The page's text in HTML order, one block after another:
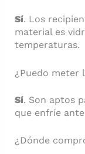
Sí. Los
material es
temperaturas.
¿Puedo meter
Sí. Son aptos
que enfríe
¿Dónde